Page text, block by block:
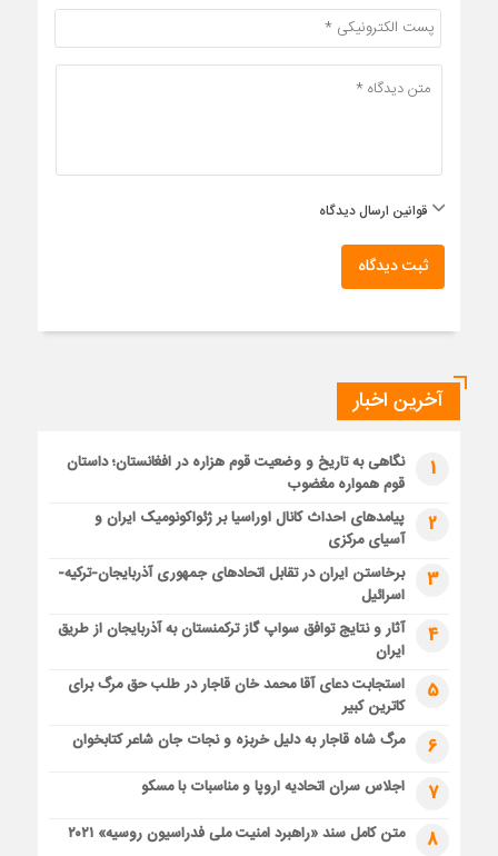
قوانین ارسال دیدگاه
ثبت دیدگاه
آخرین اخبار
1
نگاهی به تاریخ و وضعیت قوم هزاره در افغانستان؛ داستان
قوم همواره مغضوب
2
پیامدهای احداث کانال اوراسیا بر ژئواکونومیک ایران و
آسیای مرکزی
3
برخاستن ایران در تقابل اتحادهای جمهوری آذربایجان-ترکیه-
اسرائیل
4
آثار و نتایج توافق سواپ گاز ترکمنستان به آذربایجان از طریق
ایران
5
استجابت دعای آقا محمد خان قاجار در طلب حق مرگ برای
کاترین کبیر
6 مرگ شاه قاجار به دلیل خربزه و نجات جان شاعر کتابخوان
7 اجلاس سران اتحادیه اروپا و مناسبات با مسکو
8 متن کامل سند «راهبرد امنیت ملی فدراسیون روسیه» ۲۰۲۱